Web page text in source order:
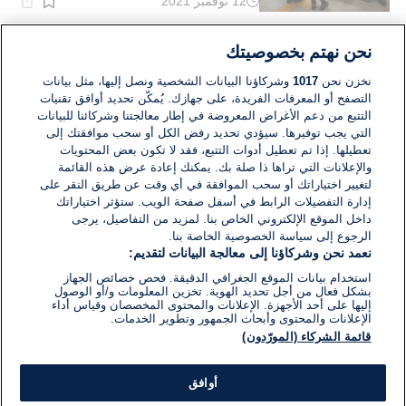
وقت
دقيقة.
اقتصاد
"ستاربكس" تنضم إلى جهود مواجهة
فيروس كورونا المستجد
وقت
القراءة:
1}
دقيقة.
06 مارس 2020
نحن نهتم بخصوصيتك
نخزن نحن1017 وشركاؤنا البيانات الشخصية ونصل إليها، مثل بيانات
التصفح أو المعرفات الفريدة، على جهازك. يُمكّن تحديد أوافق تقنيات
التتبع من دعم الأغراض المعروضة في إطار معالجتنا وشركائنا للبيانات
التي يجب توفيرها. سيؤدي تحديد رفض الكل أو سحب موافقتك إلى
تعطيلها. إذا تم تعطيل أدوات التتبع، فقد لا تكون بعض المحتويات
والإعلانات التي تراها ذا صلة بك. يمكنك إعادة عرض هذه القائمة
لتغيير اختياراتك أو سحب الموافقة في أي وقت عن طريق النقر على
إدارة التفضيلات الرابط في أسفل صفحة الويب. ستؤثر اختياراتك
داخل الموقع الإلكتروني الخاص بنا. لمزيد من التفاصيل، يرجى
الرجوع إلى سياسة الخصوصية الخاصة بنا.
نعمد نحن وشركاؤنا إلى معالجة البيانات لتقديم:
استخدام بيانات الموقع الجغرافي الدقيقة. فحص خصائص الجهاز
بشكل فعال من أجل تحديد الهوية. تخزين المعلومات و/أو الوصول
إليها على أحد الأجهزة. الإعلانات والمحتوى المخصصان وقياس أداء
الإعلانات والمحتوى وأبحاث الجمهور وتطوير الخدمات.
قائمة الشركاء (المورّدون)
أوافق